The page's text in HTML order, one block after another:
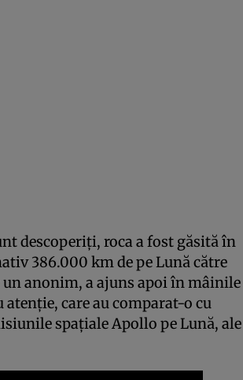
descoperiţi, roca a fost găsită în
386.000 km de pe Lună către
un anonim, a ajuns apoi în mâinile
care au comparat-o cu
spaţiale Apollo pe Lună, ale